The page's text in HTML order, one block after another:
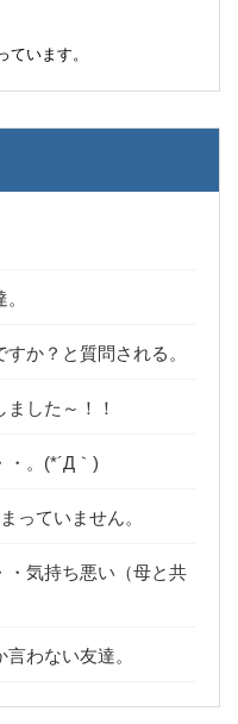
います。
か？と質問される。
した～！！
・。(*´Д｀)
っていません。
・気持ち悪い（母と共
わない友達。